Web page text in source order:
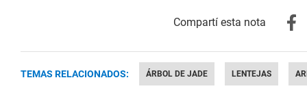
TEMAS RELACIONADOS: ÁRBOL DE JADE LENTEJAS